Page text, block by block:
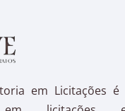
em Licitações